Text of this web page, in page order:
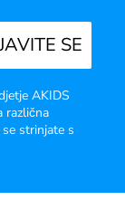
SE
AKIDS
različna
strinjate s